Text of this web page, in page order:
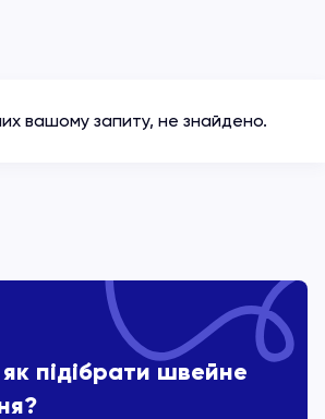
вашому запиту, не знайдено.
підібрати швейне